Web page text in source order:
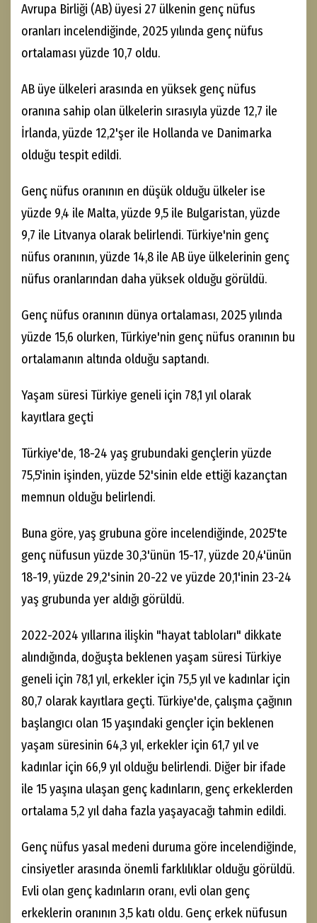
Avrupa Birliği (AB) üyesi 27 ülkenin genç nüfus
oranları incelendiğinde, 2025 yılında genç nüfus
ortalaması yüzde 10,7 oldu.
AB üye ülkeleri arasında en yüksek genç nüfus
oranına sahip olan ülkelerin sırasıyla yüzde 12,7 ile
İrlanda, yüzde 12,2'şer ile Hollanda ve Danimarka
olduğu tespit edildi.
Genç nüfus oranının en düşük olduğu ülkeler ise
yüzde 9,4 ile Malta, yüzde 9,5 ile Bulgaristan, yüzde
9,7 ile Litvanya olarak belirlendi. Türkiye'nin genç
nüfus oranının, yüzde 14,8 ile AB üye ülkelerinin genç
nüfus oranlarından daha yüksek olduğu görüldü.
Genç nüfus oranının dünya ortalaması, 2025 yılında
yüzde 15,6 olurken, Türkiye'nin genç nüfus oranının bu
ortalamanın altında olduğu saptandı.
Yaşam süresi Türkiye geneli için 78,1 yıl olarak
kayıtlara geçti
Türkiye'de, 18-24 yaş grubundaki gençlerin yüzde
75,5'inin işinden, yüzde 52'sinin elde ettiği kazançtan
memnun olduğu belirlendi.
Buna göre, yaş grubuna göre incelendiğinde, 2025'te
genç nüfusun yüzde 30,3'ünün 15-17, yüzde 20,4'ünün
18-19, yüzde 29,2'sinin 20-22 ve yüzde 20,1'inin 23-24
yaş grubunda yer aldığı görüldü.
2022-2024 yıllarına ilişkin "hayat tabloları" dikkate
alındığında, doğuşta beklenen yaşam süresi Türkiye
geneli için 78,1 yıl, erkekler için 75,5 yıl ve kadınlar için
80,7 olarak kayıtlara geçti. Türkiye'de, çalışma çağının
başlangıcı olan 15 yaşındaki gençler için beklenen
yaşam süresinin 64,3 yıl, erkekler için 61,7 yıl ve
kadınlar için 66,9 yıl olduğu belirlendi. Diğer bir ifade
ile 15 yaşına ulaşan genç kadınların, genç erkeklerden
ortalama 5,2 yıl daha fazla yaşayacağı tahmin edildi.
Genç nüfus yasal medeni duruma göre incelendiğinde,
cinsiyetler arasında önemli farklılıklar olduğu görüldü.
Evli olan genç kadınların oranı, evli olan genç
erkeklerin oranının 3,5 katı oldu. Genç erkek nüfusun